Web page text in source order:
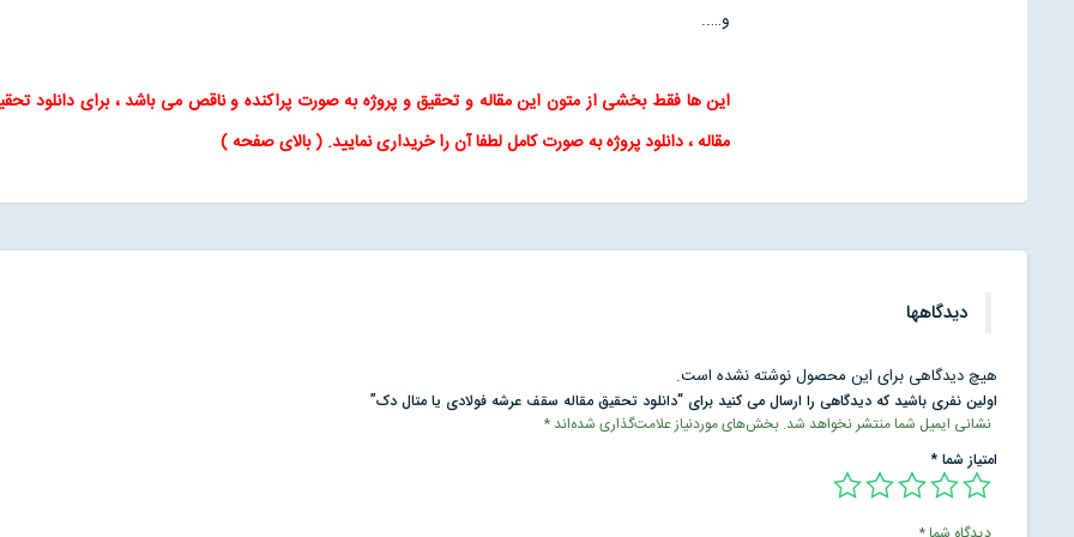
و…..
این ها فقط بخشی از متون اینمقاله وتحقیق و پروژه به صورت پراکنده و ناقص می باشد ، برای دانلود
مقاله، دانلود پروژه به صورت کامل لطفا آن را خریداری نمایید. (بالای صفحه)
دیدگاهها
هیچ دیدگاهی برای این محصول نوشته نشده است.
اولین نفری باشید که دیدگاهی را ارسال می کنید برای “دانلود تحقیق مقاله سقف عرشه فولادی یا متال دک”
نشانی ایمیل شما منتشر نخواهد شد. بخش‌های موردنیاز علامت‌گذاری شده‌اند*
امتیاز شما*